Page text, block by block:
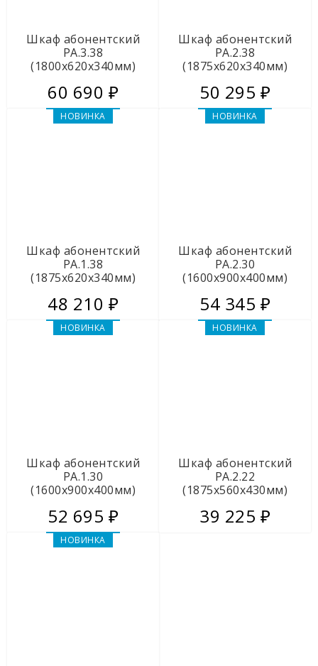
Шкаф абонентский
РА.3.38
(1800х620х340мм)
60 690 ₽
Шкаф абонентский
РА.2.38
(1875х620х340мм)
50 295 ₽
Шкаф абонентский
РА.1.38
(1875х620х340мм)
48 210 ₽
НОВИНКА
Шкаф абонентский
РА.2.30
(1600х900х400мм)
54 345 ₽
НОВИНКА
Шкаф абонентский
РА.1.30
(1600х900х400мм)
52 695 ₽
НОВИНКА
Шкаф абонентский
РА.2.22
(1875х560х430мм)
39 225 ₽
НОВИНКА
НОВИНКА